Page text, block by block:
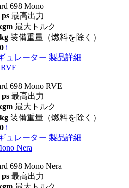
698 Mono
ps 最高出力
最大トルク
装備重量（燃料を除く）
i
ュレーター 製品詳細
698 Mono RVE
ps 最高出力
最大トルク
装備重量（燃料を除く）
i
ュレーター 製品詳細
Nera
698 Mono Nera
ps 最高出力